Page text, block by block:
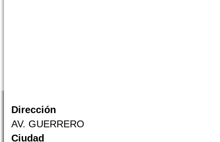
Dirección
AV. GUERRERO
Ciudad